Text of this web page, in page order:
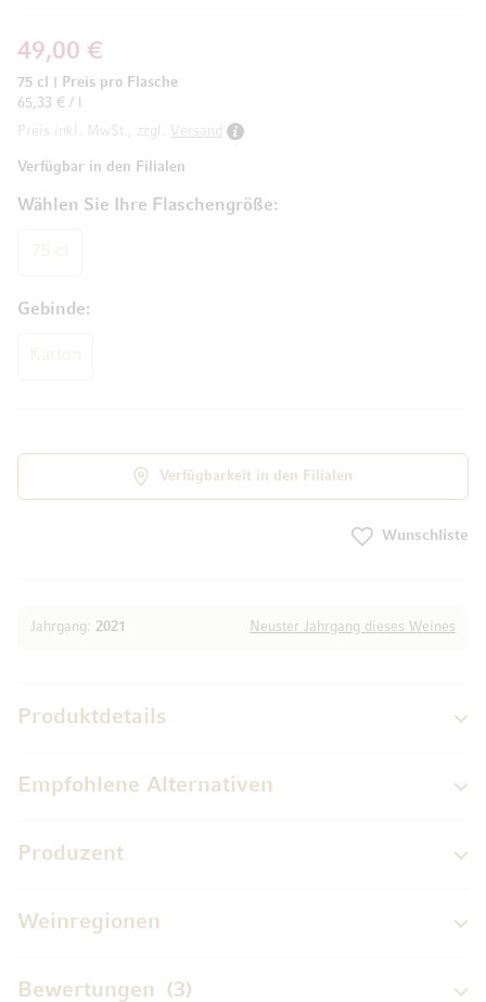
Jahrgang: 2021 Neuster Jahrgang dieses Weines
Wählen Sie Ihre Flaschengröße
Gebinde
49,00 €
75 cl
Preis pro Flasche
65,33 € / l
Preis inkl. MwSt., zzgl.
Versand
Verfügbar in den Filialen
Verfügbarkeit in den Filialen
Wunschliste
Produktdetails
Empfohlene Alternativen
Produzent
Weinregionen
Bewertungen 3